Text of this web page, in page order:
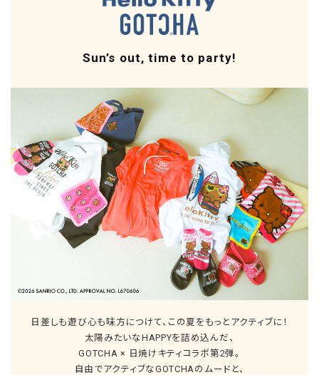
Sun’s out, time to party!
日差しも遊び心も味方につけて、この夏をもっとアクティブに！
太陽みたいなHAPPYを詰め込んだ、
GOTCHA × 日焼けキティコラボ第2弾。
自由でアクティブなGOTCHAのムードと、